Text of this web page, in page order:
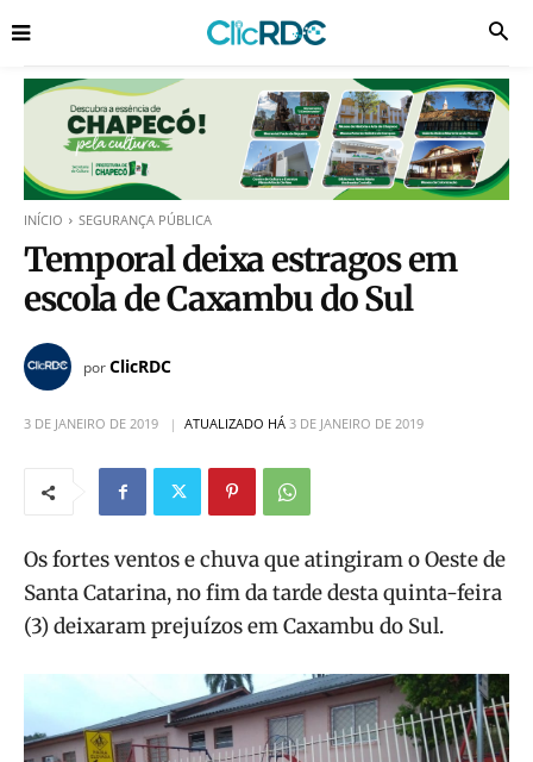
INÍCIO SEGURANÇA PÚBLICA
Temporal deixa estragos em
escola de Caxambu do Sul
porClicRDC
3 DE JANEIRO DE 2019 ATUALIZADO HÁ 3 DE JANEIRO DE 2019
Os fortes ventos e chuva que atingiram o Oeste de
Santa Catarina, no fim da tarde desta quinta-feira
(3) deixaram prejuízos em Caxambu do Sul.